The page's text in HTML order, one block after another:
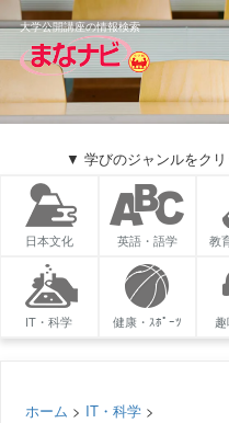
大学公開講座の情報検索
▼ 学びのジャンルをク
日本文化 英語・語学 教
IT・科学 健康・ｽﾎﾟｰﾂ
ホーム > IT・科学 >